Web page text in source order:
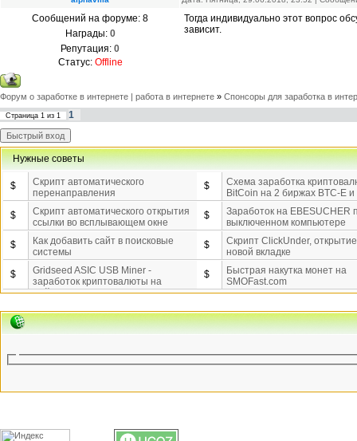
Сообщений на форуме: 8
Награды: 0
Репутация: 0
Статус: Offline
Тогда индивидуально этот вопрос
зависит.
Форум о заработке в интернете | работа в интернете » Спонсоры для заработка в
Страница 1 из 1 1
Нужные советы
$
Скрипт автоматического
перенаправления
$
Схема заработка
BitCoin на 2 биржах BTC-E и
$
Скрипт автоматического открытия
ссылки во всплывающем окне
$
Заработок на EBESUCHER
выключенном компьютере
$
Как добавить сайт в поисковые
системы
$
Скрипт ClickUnder,
новой вкладке
$
Gridseed ASIC USB Miner -
заработок криптовалюты на
майнинге.
$
Быстрая накутка монет на
SMOFast.com